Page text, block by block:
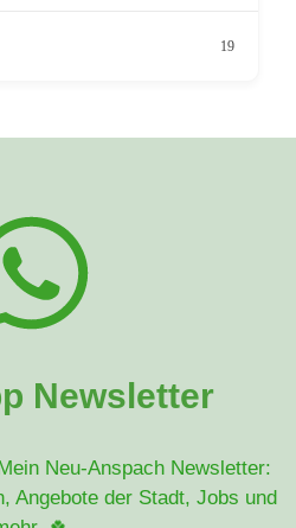
19
Newsletter
Neu-Anspach Newsletter:
Angebote der Stadt, Jobs und